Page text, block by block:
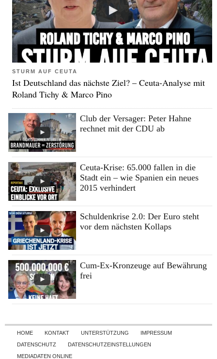
STURM AUF CEUTA
Ist Deutschland das nächste Ziel? – Ceuta-Analyse mit
Roland Tichy & Marco Pino
Club der Versager: Peter Hahne
rechnet mit der CDU ab
Ceuta-Krise: 65.000 fallen in die
Stadt ein – wie Spanien ein neues
2015 verhindert
Schuldenkrise 2.0: Der Euro steht
vor dem nächsten Kollaps
Cum-Ex-Kronzeuge auf Bewährung
frei
Skip to content
HOME KONTAKT UNTERSTÜTZUNG
IMPRESSUM
DATENSCHUTZ
DATENSCHUTZEINSTELLUNGEN
MEDIADATEN ONLINE